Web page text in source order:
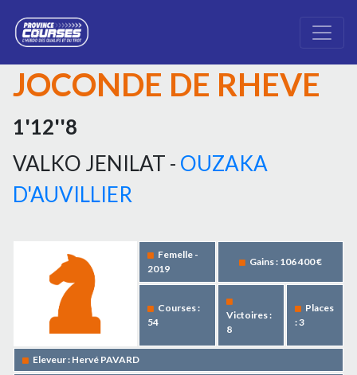
JOCONDE DE RHEVE
1'12''8
VALKO JENILAT - OUZAKA
D'AUVILLIER
Femelle -
2019
Gains : 106 400 €
Courses :
54
Victoires :
8
Places
: 3
Eleveur : Hervé PAVARD